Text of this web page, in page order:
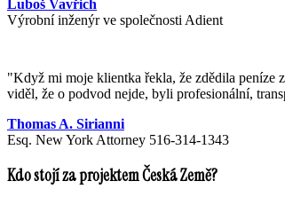
Luboš Vavřich
Výrobní inženýr ve společnosti Adient
"Když mi moje klientka řekla, že zdědila peníze
viděl, že o podvod nejde, byli profesionální,
Thomas A. Sirianni
Esq. New York Attorney 516-314-1343
Kdo stojí za projektem Česká Země?